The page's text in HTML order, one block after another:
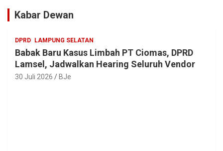
Kabar Dewan
DPRD LAMPUNG SELATAN
Babak Baru Kasus Limbah PT Ciomas, DPRD
Lamsel, Jadwalkan Hearing Seluruh Vendor
30 Juli 2026 BJe